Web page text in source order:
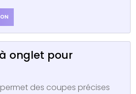
onglet pour
des coupes précises